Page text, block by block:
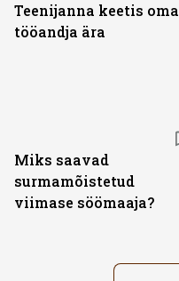
Teenijanna keetis oma
tööandja ära
Miks saavad
surmamõistetud
viimase söömaaja?